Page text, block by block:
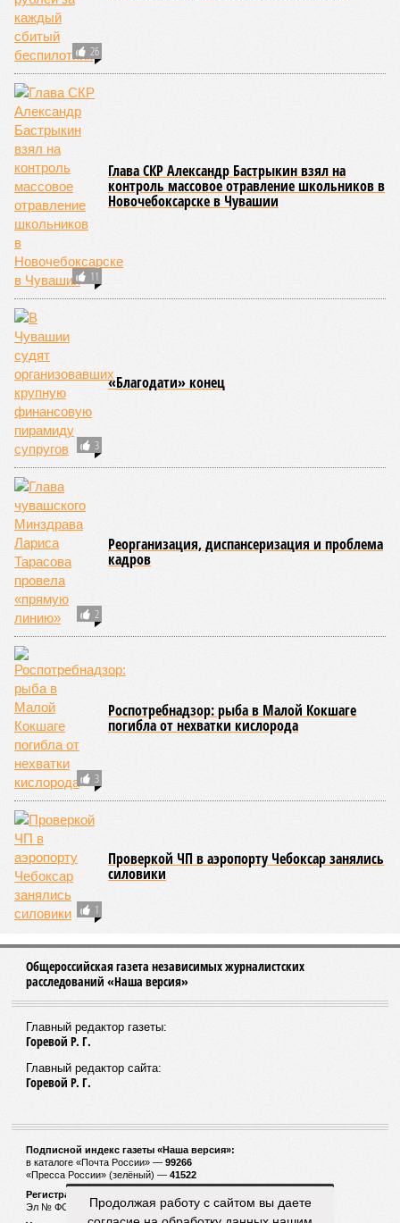
26
11
Глава СКР Александр Бастрыкин взял на
контроль массовое отравление школьников в
Новочебоксарске в Чувашии
3
«Благодати» конец
2
Реорганизация, диспансеризация и проблема
кадров
3
Роспотребнадзор: рыба в Малой Кокшаге
погибла от нехватки кислорода
1
Проверкой ЧП в аэропорту Чебоксар занялись
силовики
Общероссийская газета независимых журналистских
расследований «Наша версия»
Главный редактор газеты:
Горевой Р. Г.
Главный редактор сайта:
Горевой Р. Г.
Подписной индекс газеты «Наша версия»:
в каталоге «Почта России» — 99266
«Пресса России» (зелёный) — 41522
Регистрационный номер Роскомнадзора
Эл № ФС77-53847 от 26.04.2013.
Продолжая работу с сайтом вы даете